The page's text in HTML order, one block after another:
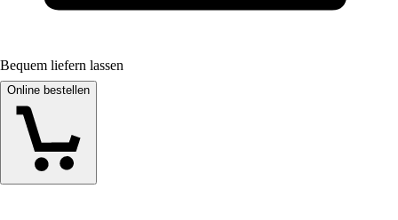
Bequem liefern lassen
Online bestellen